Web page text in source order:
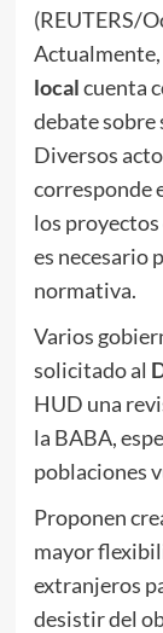
(REUTERS/
localcuenta
debate sobre
Diversos
corresponde
los proyectos
es necesario
normativa.
Varios
solicitado al
HUD una
la BABA,
poblaciones
Proponen
mayor
extranjeros
desistir del